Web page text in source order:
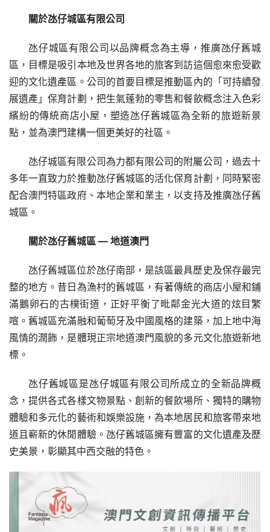
關於氹仔城區有限公司
氹仔城區有限公司以品牌概念為主導，推廣氹仔舊城
區，目標是吸引本地及世界各地的旅客到訪這個愈來愈受歡
迎的文化遺產區。公司的首要目標是推動區內的「可持續發
展遺產」保育計劃，把生氣蓬勃的零售和餐飲概念注入色彩
繽紛的傳統商店小屋，塑造氹仔舊城區為全新的旅遊新景
點，並為澳門建構一個更美好的社區。
氹仔城區有限公司為力都有限公司的附屬公司，過去十
多年一直致力於推動氹仔舊城區的活化保育計劃，同時緊密
配合澳門特區政府、本地企業和業主，以支持及推廣氹仔舊
城區。
關於氹仔舊城區 — 地道澳門
氹仔舊城區位於氹仔南部，是該區最具歷史及保存最完
整的地方。昔日為漁村的舊城區，有著傳統的商店小屋和鋪
滿鵝卵石的古樸街道，正好平衡了毗鄰金光大道的炫目繁
喧。舊城區充滿融和葡萄牙及中國風格的建築，加上地中海
風情的潤飾，是體現正宗地道澳門風貌的多元文化旅遊新地
標。
氹仔舊城區是氹仔城區有限公司所成立的全新品牌概
念，提供各式各樣文物景點、創新的餐飲場所、獨特的購物
體驗和多元化的藝術和娛樂設施，為本地居民和旅客帶來地
道且嶄新的休閒體驗。氹仔舊城區擁有豐富的文化遺產及歷
史美景，彰顯其中西交融的特色。